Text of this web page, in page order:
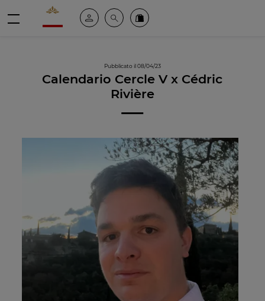
Valrhona - Imaginons le meilleur du chocolat
Il mio account
Cerca Ordinate i nostri prodotti online
Pubblicato il 08/04/23
Calendario Cercle V x Cédric
Rivière